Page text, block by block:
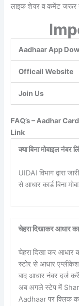
लाइक शेयर व कमेंट जरूर
Aadhaar App
Officail Website
Join Us
FAQ’s – Aadhar
Link
क्या बिना मोबाइल
UIDAI विभाग द्वारा
से आधार कार्ड बिना
चेहरा दिखाकर आधार
चेहरा दिखा कर आधार
स्टोर से आधार
बाद आधार नंबर दर्ज
अब अगले स्टेप में
Aadhaar पर क्लिक